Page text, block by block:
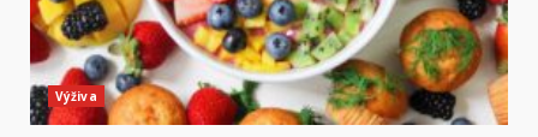
Výživa